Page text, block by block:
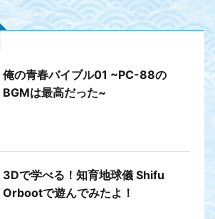
俺の青春バイブル01 ~PC-88の
BGMは最高だった~
3Dで学べる！知育地球儀 Shifu
Orbootで遊んでみたよ！